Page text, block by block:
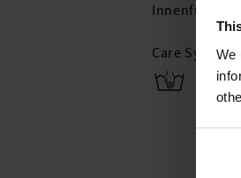
We
Innenfutter:
Care